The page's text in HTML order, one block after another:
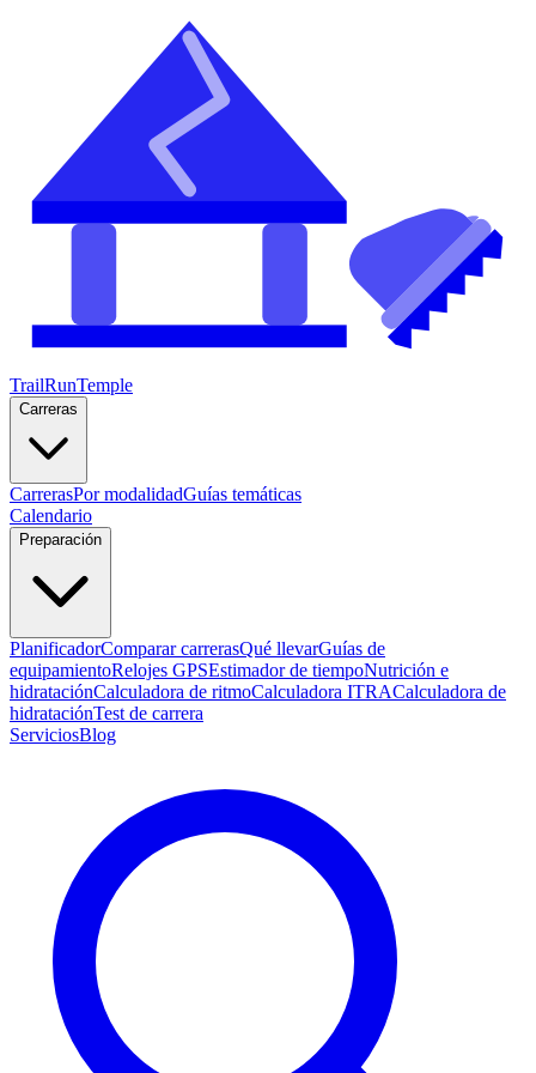
TrailRunTemple
Carreras
CarrerasPor modalidadGuías temáticas
Calendario
Preparación
PlanificadorComparar carrerasQué llevarGuías de
equipamientoRelojes GPSEstimador de tiempoNutrición e
hidrataciónCalculadora de ritmoCalculadora ITRACalculadora de
hidrataciónTest de carrera
ServiciosBlog